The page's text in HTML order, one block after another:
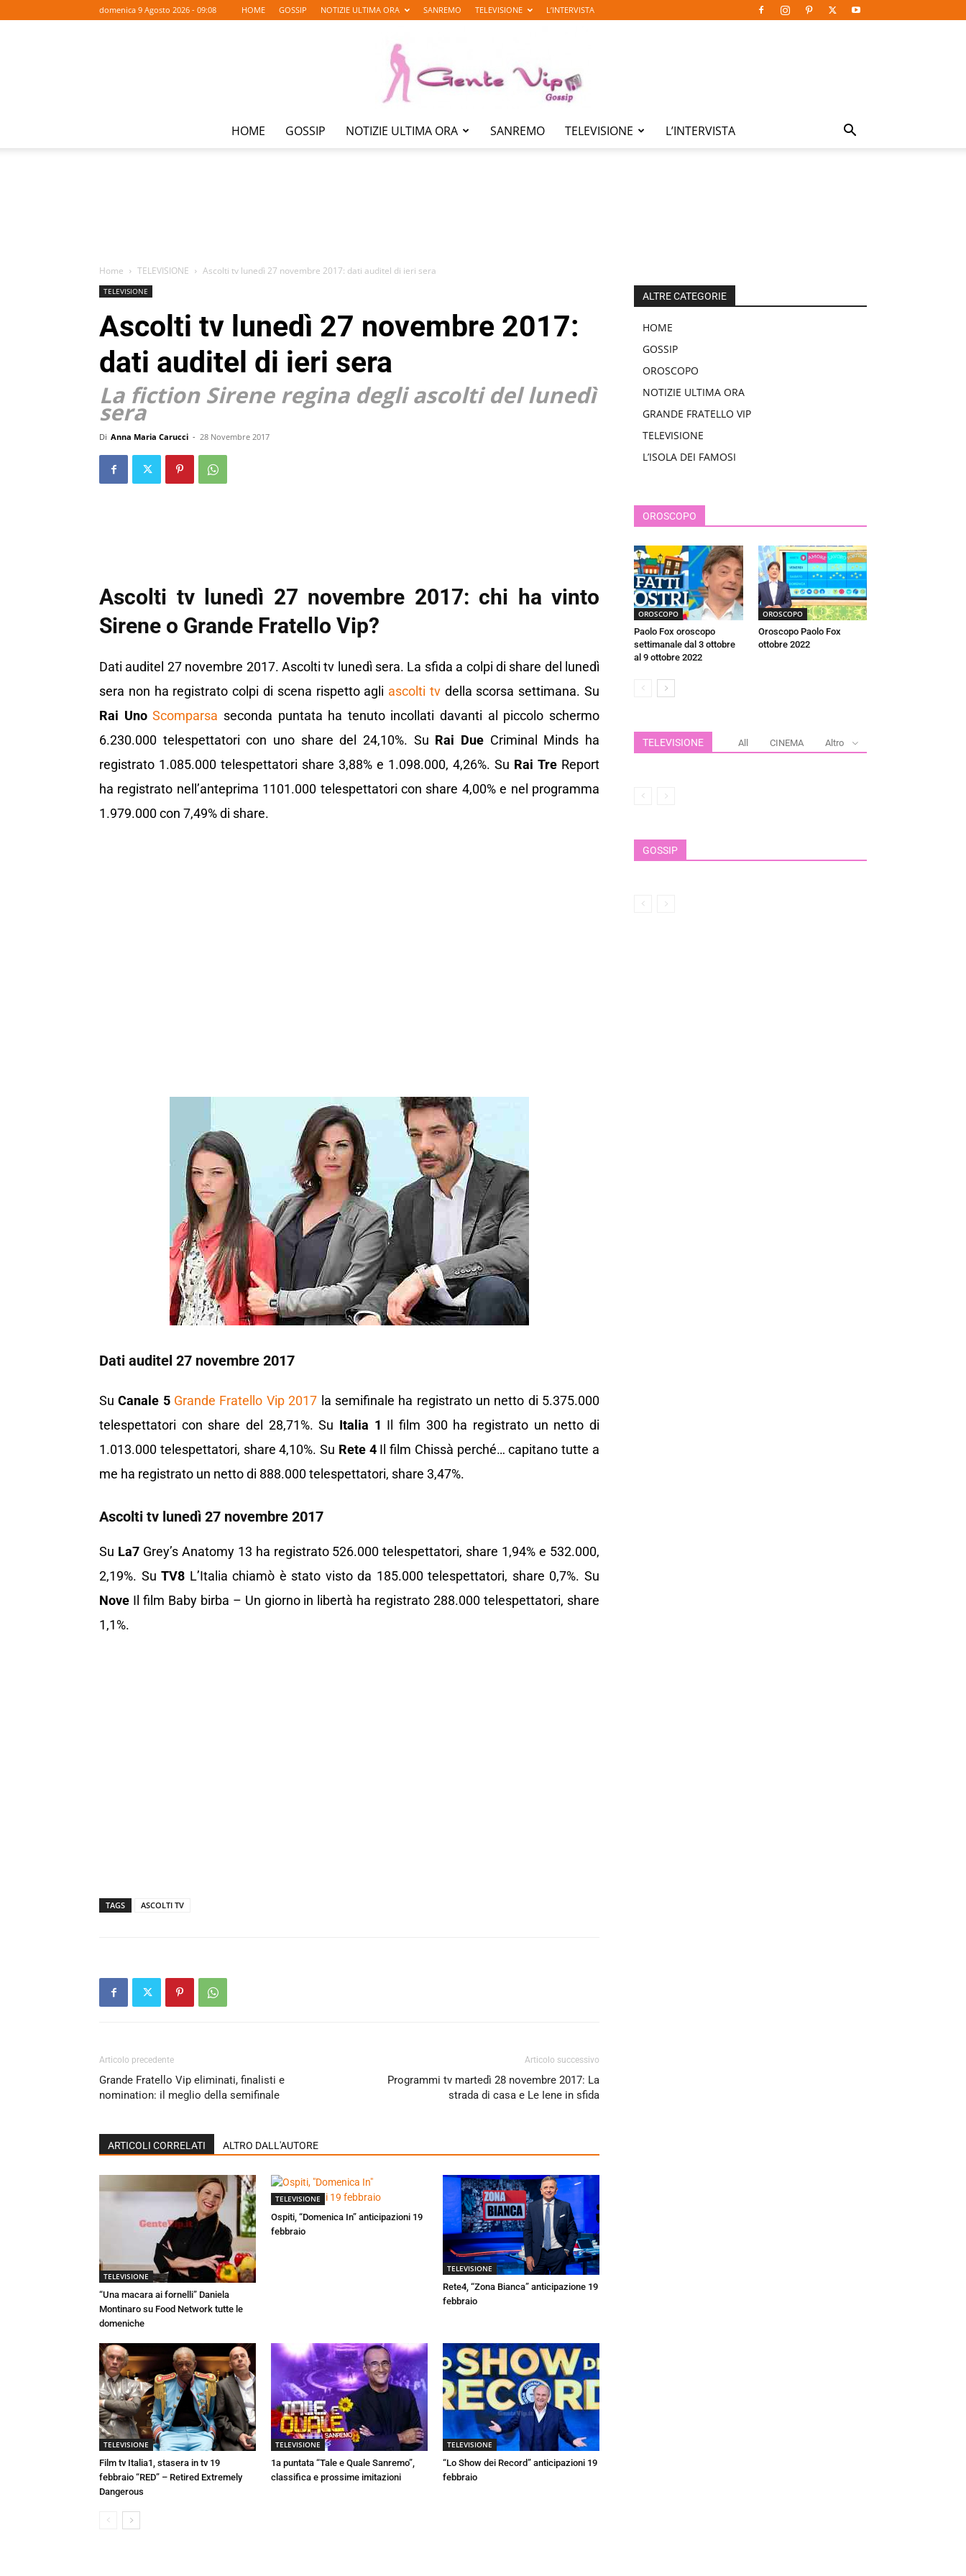
domenica 9 Agosto 2026 - 09:08 HOME GOSSIP NOTIZIE ULTIMA ORA SANREMO TELEVISIONE L’INTERVISTA
HOME GOSSIP NOTIZIE ULTIMA ORA SANREMO TELEVISIONE L’INTERVISTA
Home TELEVISIONE Ascolti tv lunedì 27 novembre 2017: dati auditel di ieri sera
TELEVISIONE
Ascolti tv lunedì 27 novembre 2017:
dati auditel di ieri sera
La fiction Sirene regina degli ascolti del lunedì
sera
Di Anna Maria Carucci - 28 Novembre 2017
Ascolti tv lunedì 27 novembre 2017: chi ha vinto
Sirene o Grande Fratello Vip?
Dati auditel 27 novembre 2017. Ascolti tv lunedì sera. La sfida a colpi di share del lunedì
sera non ha registrato colpi di scena rispetto agli ascolti tvdella scorsa settimana. Su
Rai Uno Scomparsa seconda puntata ha tenuto incollati davanti al piccolo schermo
6.230.000 telespettatori con uno share del 24,10%. Su Rai Due Criminal Minds ha
registrato 1.085.000 telespettatori share 3,88% e 1.098.000, 4,26%. Su Rai Tre Report
ha registrato nell’anteprima 1101.000 telespettatori con share 4,00% e nel programma
1.979.000 con 7,49% di share.
Dati auditel 27 novembre 2017
SuCanale 5 Grande Fratello Vip 2017 la semifinale ha registrato un netto di 5.375.000
telespettatori con share del 28,71%. Su Italia 1 Il film 300 ha registrato un netto di
1.013.000 telespettatori, share 4,10%. Su Rete 4Il film Chissà perché… capitano tutte a
me ha registrato un netto di 888.000 telespettatori, share 3,47%.
Ascolti tv lunedì 27 novembre 2017
Su La7Grey’s Anatomy 13 ha registrato 526.000 telespettatori, share 1,94% e 532.000,
2,19%. Su TV8 L’Italia chiamò è stato visto da 185.000 telespettatori, share 0,7%. Su
Nove Il film Baby birba – Un giorno in libertà ha registrato 288.000 telespettatori, share
1,1%.
TAGS ASCOLTI TV
Articolo precedente
Grande Fratello Vip eliminati, finalisti e
nomination: il meglio della semifinale
Articolo successivo
Programmi tv martedì 28 novembre 2017: La
strada di casa e Le Iene in sfida
ARTICOLI CORRELATI ALTRO DALL'AUTORE
TELEVISIONE
“Una macara ai fornelli” Daniela
Montinaro su Food Network tutte le
domeniche
TELEVISIONE
Ospiti, “Domenica In” anticipazioni 19
febbraio
TELEVISIONE
Rete4, “Zona Bianca” anticipazione 19
febbraio
TELEVISIONE
Film tv Italia1, stasera in tv 19
febbraio “RED” – Retired Extremely
Dangerous
TELEVISIONE
1a puntata “Tale e Quale Sanremo”,
classifica e prossime imitazioni
TELEVISIONE
“Lo Show dei Record” anticipazioni 19
febbraio
ALTRE CATEGORIE
HOME
GOSSIP
OROSCOPO
NOTIZIE ULTIMA ORA
GRANDE FRATELLO VIP
TELEVISIONE
L’ISOLA DEI FAMOSI
OROSCOPO
OROSCOPO
Paolo Fox oroscopo
settimanale dal 3 ottobre
al 9 ottobre 2022
OROSCOPO
Oroscopo Paolo Fox
ottobre 2022
TELEVISIONE All CINEMA Altro
GOSSIP